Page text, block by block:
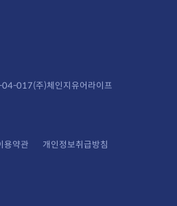
017(주)체인지유어라이프
용약관
개인정보취급방침